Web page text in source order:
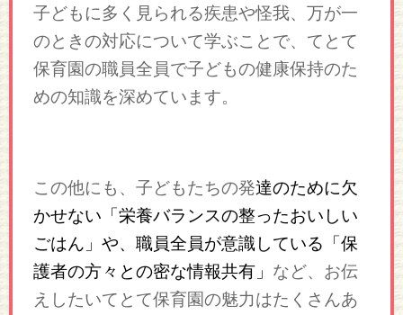
子どもに多く見られる疾患や怪我、万が一
のときの対応について学ぶことで、てとて
保育園の職員全員で子どもの健康保持のた
めの知識を深めています。
この他にも、子どもたちの発達のために欠
かせない 「栄養バランスの整ったおいしい
ごはん」 や、職員全員が意識している 「保
護者の方々との密な情報共有」 など、お伝
えしたいてとて保育園の魅力はたくさんあ